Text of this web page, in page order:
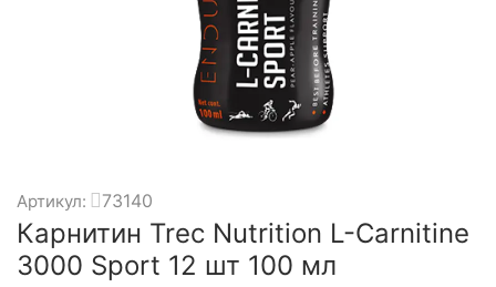
Артикул: 73140
Карнитин Trec Nutrition L-Carnitine
3000 Sport 12 шт 100 мл